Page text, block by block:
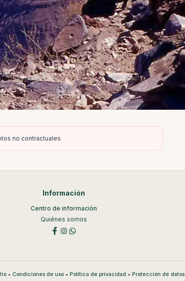
no contractuales
Información
Centro de información
Quiénes somos
•Condiciones de uso •Política de privacidad •Protección de datos